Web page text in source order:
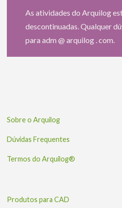
As atividades do Arquilog
descontinuadas. Qualquer
para adm @ arquilog . com.
Sobre o Arquilog
Dúvidas Frequentes
Termos do Arquilog®
Produtos para CAD